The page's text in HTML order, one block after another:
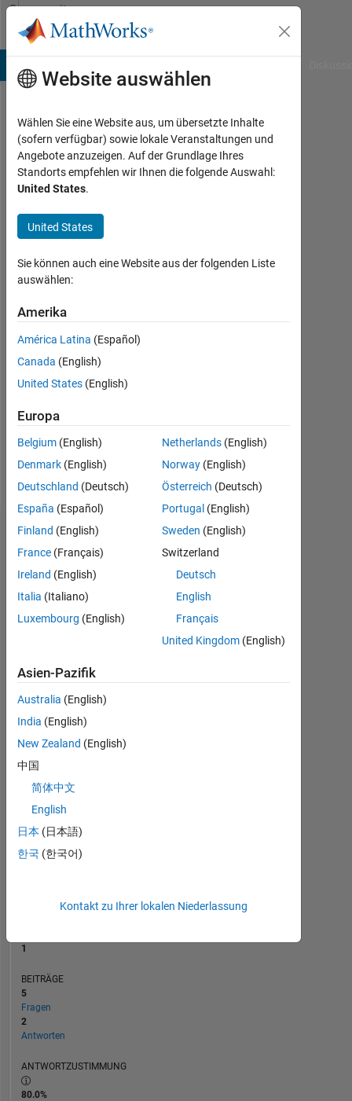
Weiter zum Inhalt
Community
Profile
Johan
C
Last
10
Monate
vor
seit
2020
Followers:
0
Follow
Dashboard
Statistik
MATLAB Answers
BEITRÄGE
1
2
3
11/20
07/21
03/22
11/22
07/23
11/24
07/25
03/26
08/21
05/22
02/23
11/23
08/24
05/25
02/26
RANG
1
BEITRÄGE
5
Fragen
2
Antworten
ANTWORTZUSTIMMUNG
80.0%
Website auswählen
Wählen Sie eine Website aus, um übersetzte Inhalte
(sofern verfügbar) sowie lokale Veranstaltungen und
Angebote anzuzeigen. Auf der Grundlage Ihres
Standorts empfehlen wir Ihnen die folgende Auswahl:
United States.
United States
Sie können auch eine Website aus der folgenden Liste
auswählen:
Amerika
América Latina (Español)
Canada (English)
United States (English)
Europa
Belgium (English)
Denmark (English)
Deutschland (Deutsch)
España (Español)
Finland (English)
France (Français)
Ireland (English)
Italia (Italiano)
Luxembourg (English)
Netherlands (English)
Norway (English)
Österreich (Deutsch)
Portugal (English)
Sweden (English)
Switzerland
Deutsch
English
Français
United Kingdom (English)
Asien-Pazifik
Australia (English)
India (English)
New Zealand (English)
中国
简体中文
English
日本 (日本語)
한국 (한국어)
Kontakt zu Ihrer lokalen Niederlassung